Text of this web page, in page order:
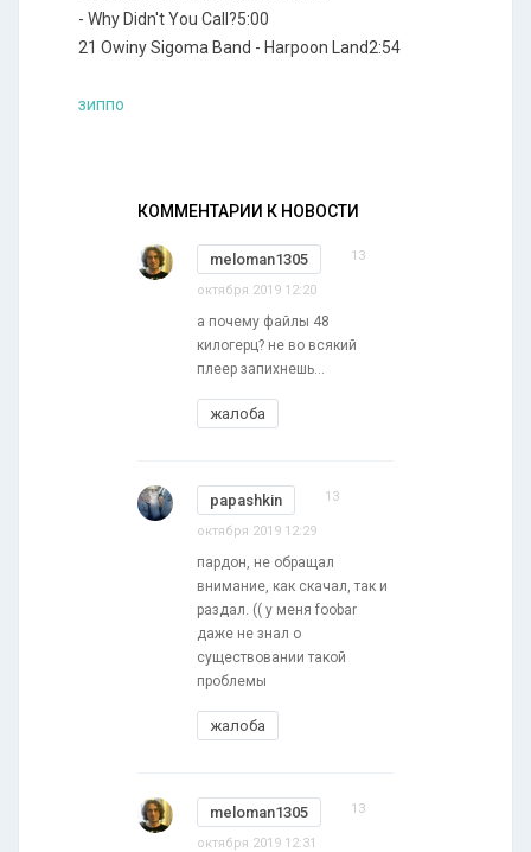
- Why Didn't You Call?5:00
21 Owiny Sigoma Band - Harpoon Land2:54
зиппо
КОММЕНТАРИИ К НОВОСТИ
meloman1305 13
октября 2019 12:20
а почему файлы 48
килогерц? не во всякий
плеер запихнешь...
жалоба
papashkin 13
октября 2019 12:29
пардон, не обращал
внимание, как скачал, так и
раздал. (( у меня foobar
даже не знал о
существовании такой
проблемы
жалоба
meloman1305 13
октября 2019 12:31